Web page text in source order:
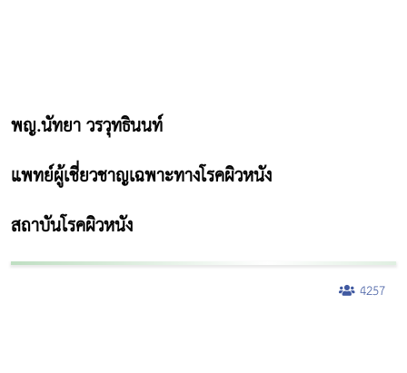
พญ.นัทยา วรวุทธินนท์
แพทย์ผู้เชี่ยวชาญเฉพาะทางโรคผิวหนัง
สถาบันโรคผิวหนัง
4257